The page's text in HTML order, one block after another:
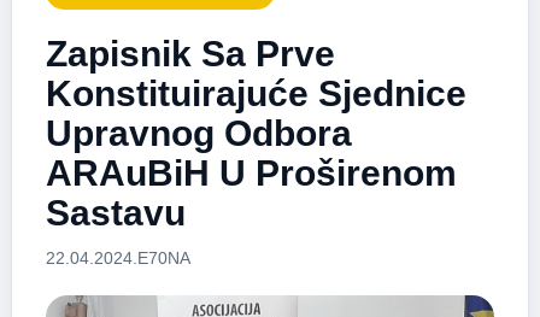
Zapisnik Sa Prve
Konstituirajuće Sjednice
Upravnog Odbora
ARAuBiH U Proširenom
Sastavu
22.04.2024. E70NA